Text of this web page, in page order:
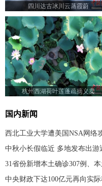
四川达古冰川云蒸霞蔚
杭州西湖荷叶莲蓬疏摘义卖
国内新闻
西北工业大学遭美国NSA网络
中秋小长假临近 多地发布出游
31省份新增本土确诊307例、
中央财政下达100亿元再向实